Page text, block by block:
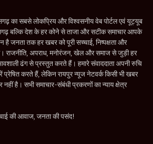
का सबसे लोकप्रिय और विश्वसनीय वेब पोर्टल एवं यूट्यूब
बल्कि देश के हर कोने से ताजा और सटीक समाचार आपके
है जनता तक हर खबर को पूरी सच्चाई, निष्पक्षता और
राजनीति, अपराध, मनोरंजन, खेल और समाज से जुड़ी हर
ढंग से प्रस्तुत करते हैं। हमारे संवाददाता अपनी रुचि
प्रेषित करते हैं, लेकिन रायपुर न्यूज नेटवर्क किसी भी खबर
नहीं है। सभी समाचार-संबंधी प्रकरणों का न्याय क्षेत्र
की आवाज, जनता की पसंद!